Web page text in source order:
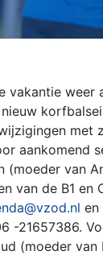
vakantie weer
met
aankomend
(moeder van
van de B1 en
en
-21657386.
(moeder van